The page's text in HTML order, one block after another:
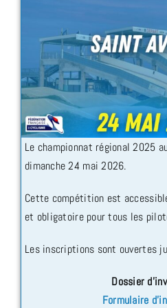
Le championnat régional 2025
dimanche 24 mai 2026.
Cette compétition est
et obligatoire pour tous les
Les inscriptions sont ouvertes
Dossier
Formulaire